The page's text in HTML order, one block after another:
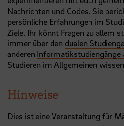
Nachrichten und Codes. Sie
persönliche Erfahrungen im
Ziele. Ihr könnt Fragen zu allem
immer über den dualen
anderen Informatikstudiengänge
Studieren im Allgemeinen
Hinweise
Dies ist eine Veranstaltung für